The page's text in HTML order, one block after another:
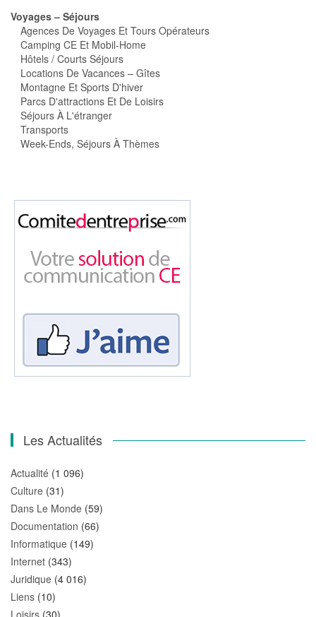
Voyages – Séjours
Agences De Voyages Et Tours Opérateurs
Camping CE Et Mobil-Home
Hôtels / Courts Séjours
Locations De Vacances – Gîtes
Montagne Et Sports D'hiver
Parcs D'attractions Et De Loisirs
Séjours À L'étranger
Transports
Week-Ends, Séjours À Thèmes
Les Actualités
Actualité (1 096)
Culture (31)
Dans Le Monde (59)
Documentation (66)
Informatique (149)
Internet (343)
Juridique (4 016)
Liens (10)